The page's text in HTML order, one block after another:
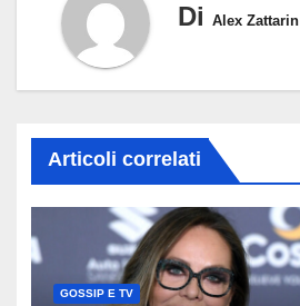
Di Alex Zattarin
Articoli correlati
GOSSIP E TV